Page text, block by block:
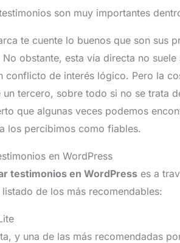
son muy importantes
te cuente lo buenos que son sus
No obstante, esta vía directa no
conflicto de interés lógico. Pero la
tercero, sobre todo si no se trata
que algunas veces podemos
los percibimos como fiables.
en WordPress
testimonios en WordPresses a
de los más recomendables:
y una de las más recomendadas